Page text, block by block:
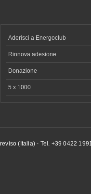
Aderisci a Energoclub
Rinnova adesione
Donazione
5 x 1000
(Italia) - Tel. +39 0422